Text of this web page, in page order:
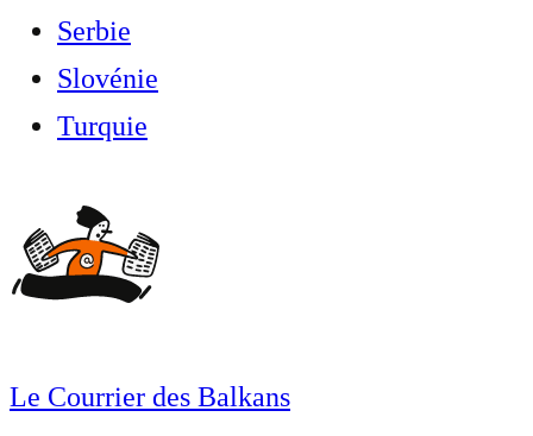
Serbie
Slovénie
Turquie
Le Courrier des Balkans